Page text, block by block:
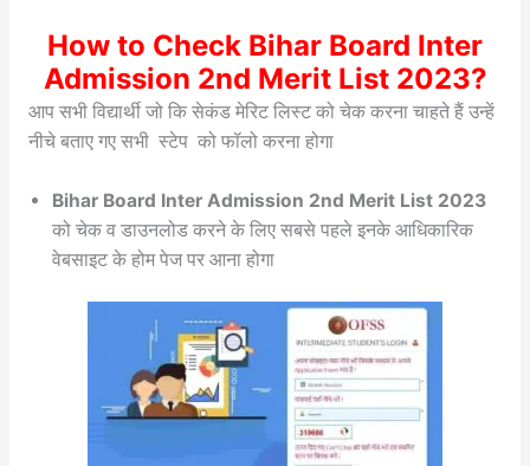
How to Check Bihar Board Inter
Admission 2nd Merit List 2023?
आप सभी विद्यार्थी जो कि सेकंड मेरिट लिस्ट को चेक करना चाहते हैं उन्हें
नीचे बताए गए सभी स्टेप को फॉलो करना होगा
Bihar Board Inter Admission 2nd Merit List 2023
को चेक व डाउनलोड करने के लिए सबसे पहले इनके आधिकारिक
वेबसाइट के होम पेज पर आना होगा